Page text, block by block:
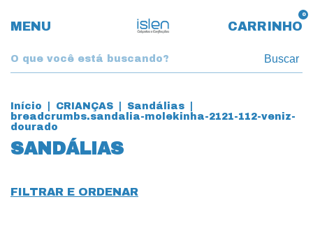
MENU CARRINHO
0
Buscar
Início CRIANÇAS Sandálias
breadcrumbs.sandalia-molekinha-2121-112-veniz-
dourado
SANDÁLIAS
FILTRAR E ORDENAR